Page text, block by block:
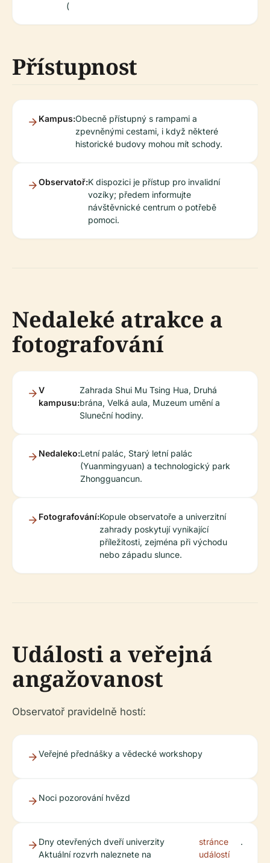
(
Přístupnost
Kampus:Obecně přístupný s rampami a
zpevněnými cestami, i když některé
historické budovy mohou mít schody.
Observatoř:K dispozici je přístup pro invalidní
vozíky; předem informujte
návštěvnické centrum o potřebě
pomoci.
Nedaleké atrakce a
fotografování
V
kampusu:
Zahrada Shui Mu Tsing Hua, Druhá
brána, Velká aula, Muzeum umění a
Sluneční hodiny.
Nedaleko:Letní palác, Starý letní palác
(Yuanmingyuan) a technologický park
Zhongguancun.
Fotografování:Kopule observatoře a univerzitní
zahrady poskytují vynikající
příležitosti, zejména při východu
nebo západu slunce.
Události a veřejná
angažovanost
Observatoř pravidelně hostí:
Veřejné přednášky a vědecké workshopy
Noci pozorování hvězd
Dny otevřených dveří univerzity
Aktuální rozvrh naleznete na
stránce
událostí
.